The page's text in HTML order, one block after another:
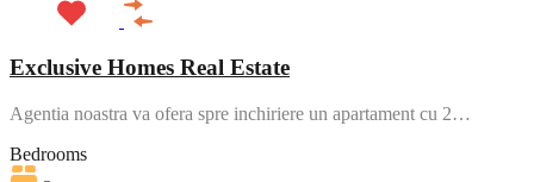
Exclusive Homes Real Estate
Agentia noastra va ofera spre inchiriere un apartament cu 2…
Bedrooms